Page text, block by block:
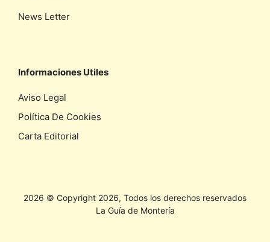
News Letter
Informaciones Utiles
Aviso Legal
Política De Cookies
Carta Editorial
2026 © Copyright 2026, Todos los derechos reservados
La Guía de Montería